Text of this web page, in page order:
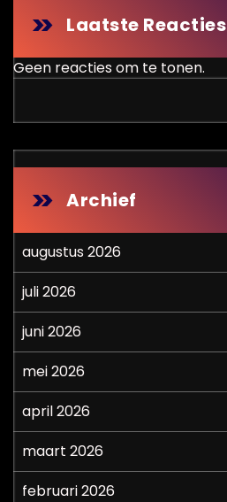
Laatste Reacties
Geen reacties om te tonen.
Archief
augustus 2026
juli 2026
juni 2026
mei 2026
april 2026
maart 2026
februari 2026